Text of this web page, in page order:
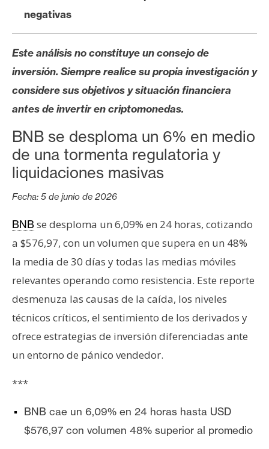
o
t
a
s
d
e
P
r
n
s
a
e
m
a
R
c
u
o
s
negativas
Este análisis no constituye un consejo de
inversión. Siempre realice su propia investigación y
considere sus objetivos y situación financiera
antes de invertir en criptomonedas.
BNB se desploma un 6% en medio
de una tormenta regulatoria y
liquidaciones masivas
Fecha: 5 de junio de 2026
BNB se desploma un 6,09% en 24 horas, cotizando
a $576,97, con un volumen que supera en un 48%
la media de 30 días y todas las medias móviles
relevantes operando como resistencia. Este reporte
desmenuza las causas de la caída, los niveles
técnicos críticos, el sentimiento de los derivados y
ofrece estrategias de inversión diferenciadas ante
un entorno de pánico vendedor.
***
BNB cae un 6,09% en 24 horas hasta USD
$576,97 con volumen 48% superior al promedio